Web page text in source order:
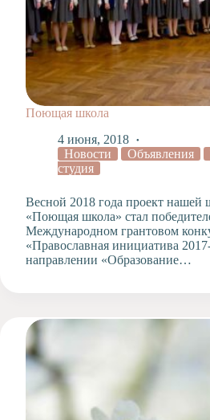
Поющая школа
4 июня, 2018
Новости
Объявления
студия
Весной 2018 года проект нашей
«Поющая школа» стал
Международном грантовом
«Православная инициатива
направлении «Образование…